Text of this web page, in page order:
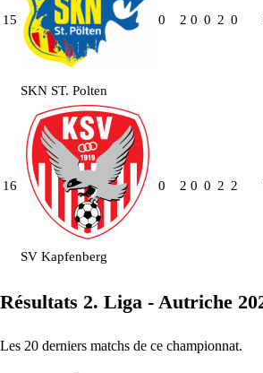
15
SKN ST. Polten
0 2 0 0 2 0
16
SV Kapfenberg
0 2 0 0 2 2
Résultats 2. Liga - Autriche
Les 20 derniers matchs de ce championnat.